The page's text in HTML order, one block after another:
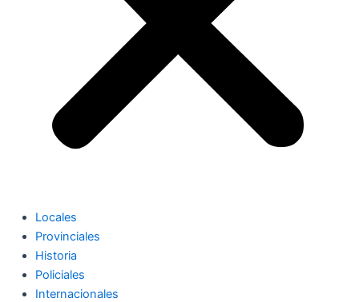
Locales
Provinciales
Historia
Policiales
Internacionales